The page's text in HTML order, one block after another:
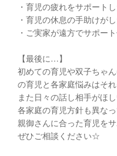
・育児の疲れをサポート
・育児の休息の手助けが
・ご実家が遠方でサポー
【最後に…】
初めての育児や双子ちゃ
の育児と各家庭悩みはそれ
また日々の話し相手がほ
各家庭の育児方針も異な
親御さんに合った育児を
ぜひご相談ください☆